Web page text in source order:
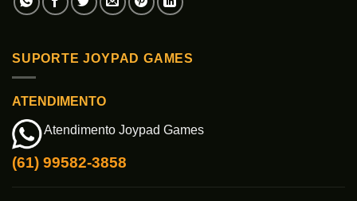
SUPORTE JOYPAD GAMES
ATENDIMENTO
Atendimento Joypad Games
(61) 99582-3858